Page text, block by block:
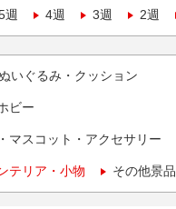
週 4週 3週 2週
いぐるみ・クッション
ビー
マスコット・アクセサリー
テリア・小物 その他景品